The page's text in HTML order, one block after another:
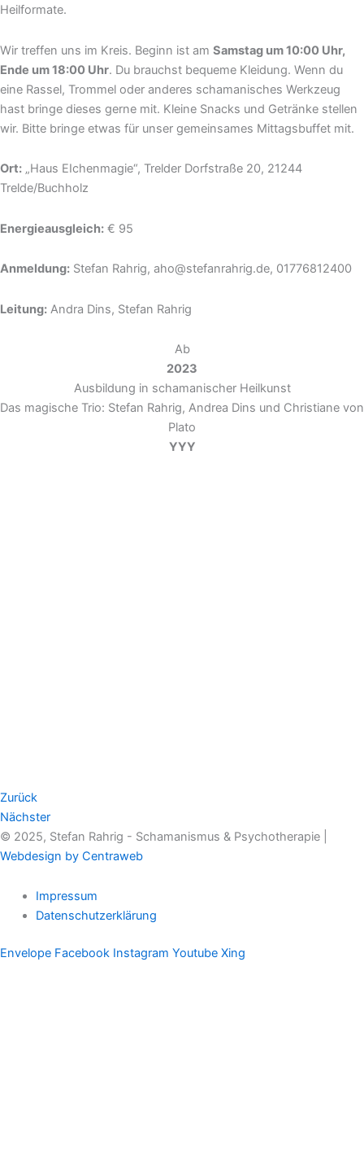
Heilformate.
Wir treffen uns im Kreis. Beginn ist am Samstag um 10:00 Uhr,
Ende um 18:00 Uhr. Du brauchst bequeme Kleidung. Wenn du
eine Rassel, Trommel oder anderes schamanisches Werkzeug
hast bringe dieses gerne mit. Kleine Snacks und Getränke stellen
wir. Bitte bringe etwas für unser gemeinsames Mittagsbuffet mit.
Ort: „Haus EIchenmagie“, Trelder Dorfstraße 20, 21244
Trelde/Buchholz
Energieausgleich: € 95
Anmeldung: Stefan Rahrig, aho@stefanrahrig.de, 01776812400
Leitung: Andra Dins, Stefan Rahrig
Ab
2023
Ausbildung in schamanischer Heilkunst
Das magische Trio: Stefan Rahrig, Andrea Dins und Christiane von
Plato
YYY
Zurück
Nächster
© 2025, Stefan Rahrig - Schamanismus & Psychotherapie |
Webdesign by Centraweb
Impressum
Datenschutzerklärung
Envelope Facebook Instagram Youtube Xing